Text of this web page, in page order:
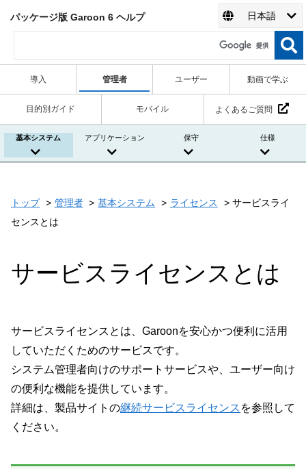
パッケージ版 Garoon 6 ヘルプ 日本語
導入 管理者 ユーザー 動画で学ぶ
目的別ガイド モバイル よくあるご質問
基本システム アプリケーション 保守 仕様
トップ 管理者 基本システム ライセンス
サービスライ
センスとは
サービスライセンスとは
サービスライセンスとは、Garoonを安心かつ便利に活用
していただくためのサービスです。
システム管理者向けのサポートサービスや、ユーザー向け
の便利な機能を提供しています。
詳細は、製品サイトの継続サービスライセンス を参照して
ください。